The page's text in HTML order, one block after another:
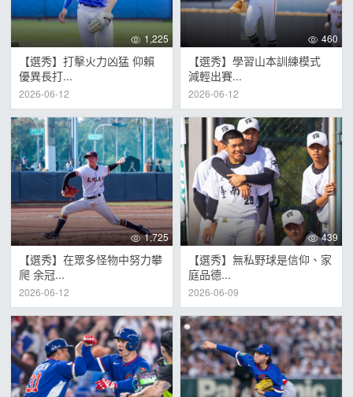
1,225
【選秀】打擊火力凶猛 仰賴
優異長打...
2026-06-12
460
【選秀】學習山本訓練模式
減輕出賽...
2026-06-12
1,725
【選秀】在眾多怪物中努力攀
爬 余冠...
2026-06-12
439
【選秀】無私野球是信仰、家
庭品德...
2026-06-09